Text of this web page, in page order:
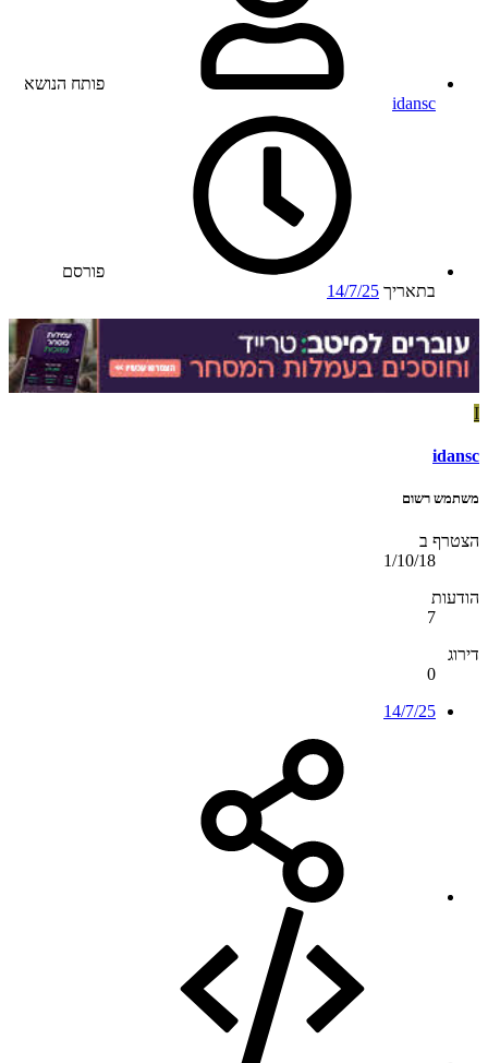
פותח הנושא
idansc
פורסם
בתאריך 14/7/25
I
idansc
משתמש רשום
הצטרף ב
1/10/18
הודעות
7
דירוג
0
14/7/25